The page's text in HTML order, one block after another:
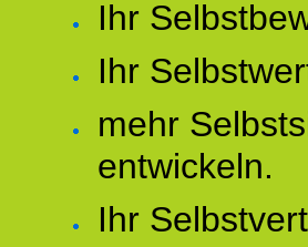
Ihr
Ihr
mehr
entwickeln.
Ihr